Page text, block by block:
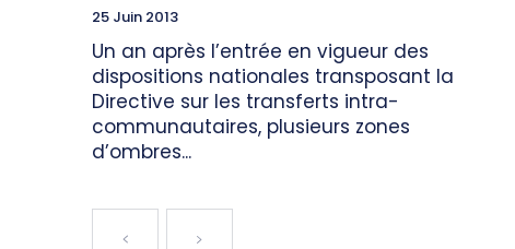
25 Juin 2013
Un an après l’entrée en vigueur des
dispositions nationales transposant la
Directive sur les transferts intra-
communautaires, plusieurs zones
d’ombres...